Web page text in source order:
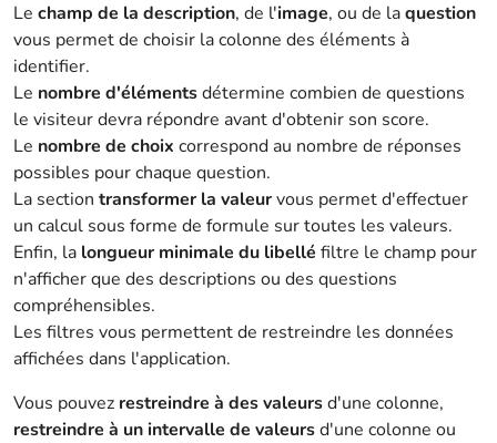
Le champ de la description, de l'image, ou de laquestion
vous permet de choisir la colonne des éléments à
identifier.
Le nombre d'élémentsdétermine combien de questions
le visiteur devra répondre avant d'obtenir son score.
Le nombre de choix correspond au nombre de réponses
possibles pour chaque question.
La section transformer la valeurvous permet d'effectuer
un calcul sous forme de formule sur toutes les valeurs.
Enfin, la longueur minimale du libellé filtre le champ pour
n'afficher que des descriptions ou des questions
compréhensibles.
Les filtres vous permettent de restreindre les données
affichées dans l'application.
Vous pouvez restreindre à des valeursd'une colonne,
restreindre à un intervalle de valeursd'une colonne ou